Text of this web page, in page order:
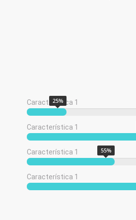
Característica 1
25%
Característica 1
Característica 1 55%
Característica 1